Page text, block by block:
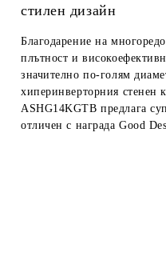
стилен дизайн
Благодарение на
плътност и
значително по-голям
хиперинверторния стенен
ASHG14KGTB предлага
отличен с награда Good